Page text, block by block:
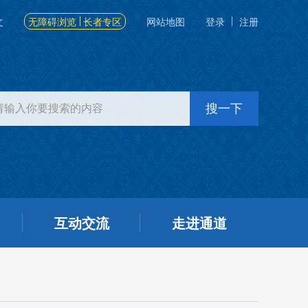
无障碍浏览 长者专区 网站地图 登录 注册
互动交流 走进通道